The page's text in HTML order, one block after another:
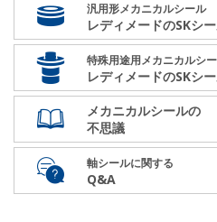
汎用形メカニカルシール
レディメードのSKシ
特殊用途用メカニカルシ
レディメードのSKシ
メカニカルシールの
不思議
軸シールに関する
Q&A